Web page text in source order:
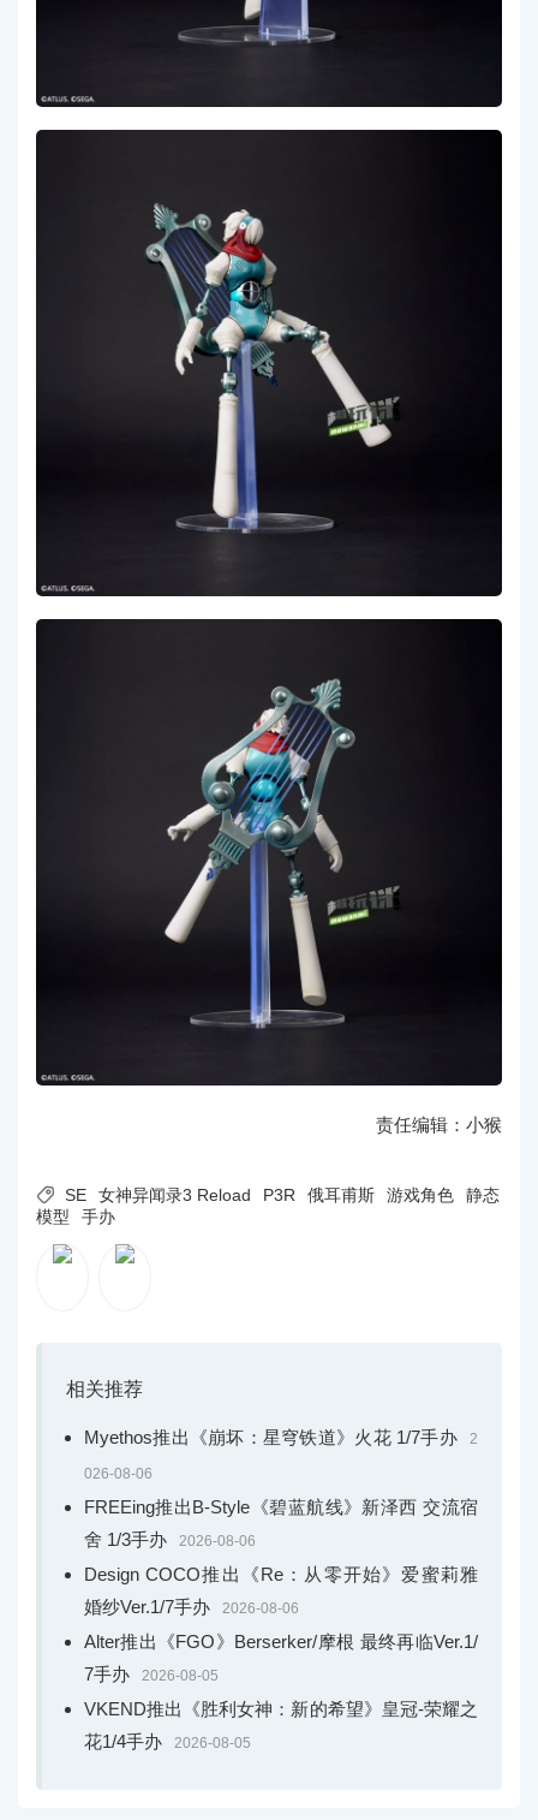
责任编辑：小猴
 SE 女神异闻录3 Reload P3R 俄耳甫斯 游戏角色
静态
模型
手办
相关推荐
Myethos推出《崩坏：星穹铁道》火花 1/7手办 2
026-08-06
FREEing推出B-Style《碧蓝航线》新泽西 交流宿
舍 1/3手办
2026-08-06
Design COCO推出《Re：从零开始》爱蜜莉雅
婚纱Ver.1/7手办
2026-08-06
Alter推出《FGO》Berserker/摩根 最终再临Ver.1/
7手办
2026-08-05
VKEND推出《胜利女神：新的希望》皇冠-荣耀之
花1/4手办
2026-08-05